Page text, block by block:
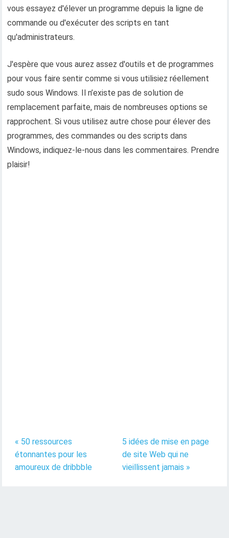
vous essayez d'élever un programme depuis la ligne de
commande ou d'exécuter des scripts en tant
qu'administrateurs.
J'espère que vous aurez assez d'outils et de programmes
pour vous faire sentir comme si vous utilisiez réellement
sudo sous Windows. Il n’existe pas de solution de
remplacement parfaite, mais de nombreuses options se
rapprochent. Si vous utilisez autre chose pour élever des
programmes, des commandes ou des scripts dans
Windows, indiquez-le-nous dans les commentaires. Prendre
plaisir!
« 50 ressources
étonnantes pour les
amoureux de dribbble
5 idées de mise en page
de site Web qui ne
vieillissent jamais »